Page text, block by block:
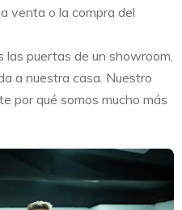
venta o la compra del
las puertas de un showroom,
a nuestra casa. Nuestro
por qué somos mucho más